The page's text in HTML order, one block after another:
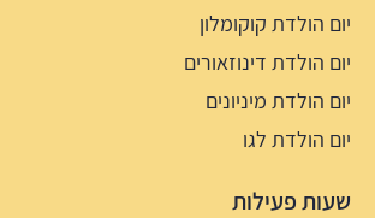
יום הולדת קוקומלון
יום הולדת דינוזאורים
יום הולדת מיניונים
יום הולדת לגו
שעות פעילות